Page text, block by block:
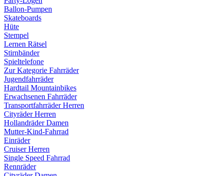
Ballon-Pumpen
Skateboards
Hüte
Stempel
Lernen Rätsel
Stirnbänder
Spieltelefone
Zur Kategorie Fahrräder
Jugendfahrräder
Hardtail Mountainbikes
Erwachsenen Fahrräder
Transportfahrräder Herren
Cityräder Herren
Hollandräder Damen
Mutter-Kind-Fahrrad
Einräder
Cruiser Herren
Single Speed Fahrrad
Rennräder